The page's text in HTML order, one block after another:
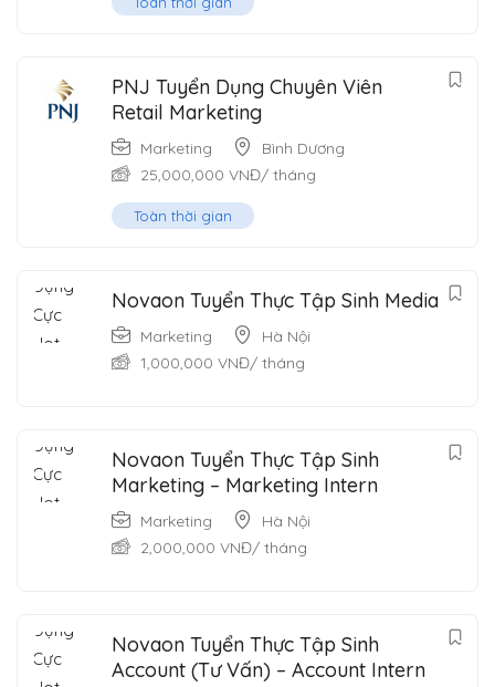
PNJ Tuyển Dụng Chuyên Viên
Retail Marketing
Marketing
Bình Dương
25,000,000 VNĐ/ tháng
Toàn thời gian
Novaon Tuyển Thực Tập Sinh Media
Marketing
Hà Nội
1,000,000 VNĐ/ tháng
Novaon Tuyển Thực Tập Sinh
Marketing – Marketing Intern
Marketing
Hà Nội
2,000,000 VNĐ/ tháng
Novaon Tuyển Thực Tập Sinh
Account (Tư Vấn) – Account Intern